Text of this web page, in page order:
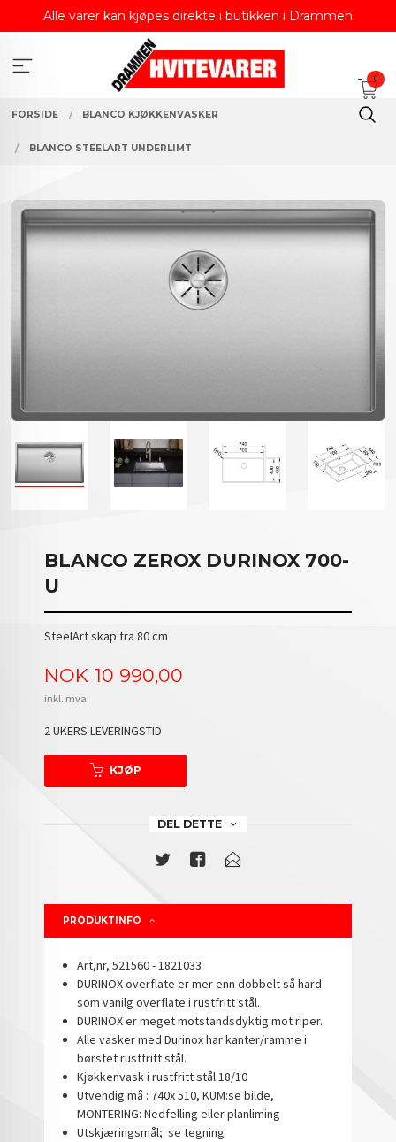
Alle varer kan kjøpes direkte i butikken i Drammen
0
FORSIDE BLANCO KJØKKENVASKER
BLANCO STEELART UNDERLIMT
BLANCO ZEROX DURINOX 700-
U
SteelArt skap fra 80 cm
Pris
NOK 10 990,00
inkl. mva.
2 UKERS LEVERINGSTID
KJØP
DEL DETTE
PRODUKTINFO
Art,nr, 521560 - 1821033
DURINOX overflate er mer enn dobbelt så hard
som vanilg overflate i rustfritt stål.
DURINOX er meget motstandsdyktig mot riper.
Alle vasker med Durinox har kanter/ramme i
børstet rustfritt stål.
Kjøkkenvask i rustfritt stål 18/10
Utvendig må : 740x 510, KUM:se bilde,
MONTERING: Nedfelling eller planliming
Utskjæringsmål; se tegning